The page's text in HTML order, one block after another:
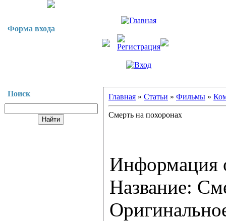
Форма входа
Поиск Главная » Статьи » Фильмы »
Cмерть на похоронах
Информация
Название: